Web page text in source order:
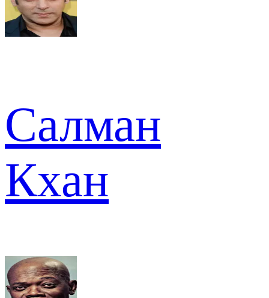
Салман
Кхан